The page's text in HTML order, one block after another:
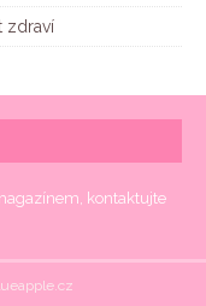
zdraví
kontaktujte